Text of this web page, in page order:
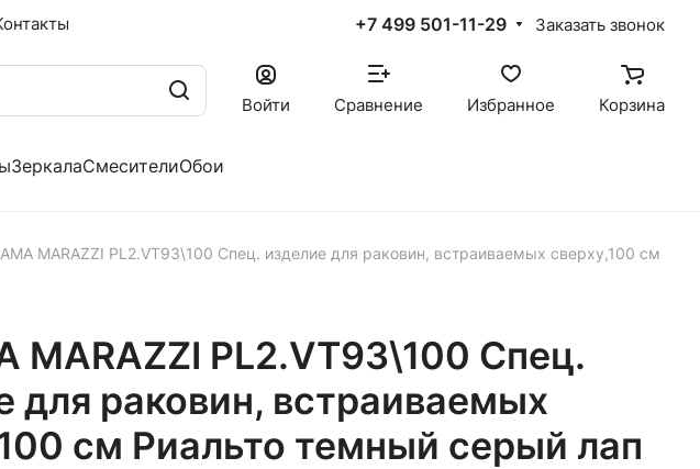
+7 499 501-11-29 Заказать звонок
Войти Сравнение Избранное Корзина
ЗеркалаСмесителиОбои
MARAZZI PL2.VT93\100 Спец. изделие для раковин, встраиваемых сверху,100 см
MARAZZI PL2.VT93\100 Спец.
для раковин, встраиваемых
см Риальто темный серый лап